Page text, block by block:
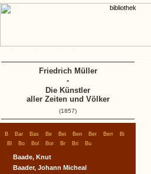
B Bar Bas Be Bei Ben Ber Berr Bi
Bl Bo Bol Bor Br Bri Bu
Baade, Knut
Baader, Johann Micheal
Friedrich Müller
-
Die Künstler
aller Zeiten und Völker
(1857)